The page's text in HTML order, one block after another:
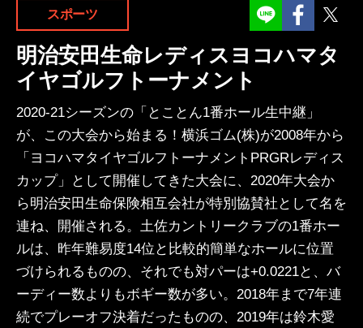
スポーツ
明治安田生命レディスヨコハマタ
イヤゴルフトーナメント
2020-21シーズンの「とことん1番ホール生中継」
が、この大会から始まる！横浜ゴム(株)が2008年から
「ヨコハマタイヤゴルフトーナメントPRGRレディス
カップ」として開催してきた大会に、2020年大会か
ら明治安田生命保険相互会社が特別協賛社として名を
連ね、開催される。土佐カントリークラブの1番ホー
ルは、昨年難易度14位と比較的簡単なホールに位置
づけられるものの、それでも対パーは+0.0221と、バ
ーディー数よりもボギー数が多い。2018年まで7年連
続でプレーオフ決着だったものの、2019年は鈴木愛